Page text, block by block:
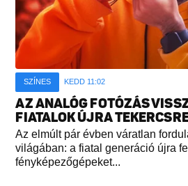
SZÍNES KEDD 11:02
AZ ANALÓG FOTÓZÁS
FIATALOK ÚJRA
Az elmúlt pár évben váratlan
világában: a fiatal generáció újra
fényképezőgépeket...